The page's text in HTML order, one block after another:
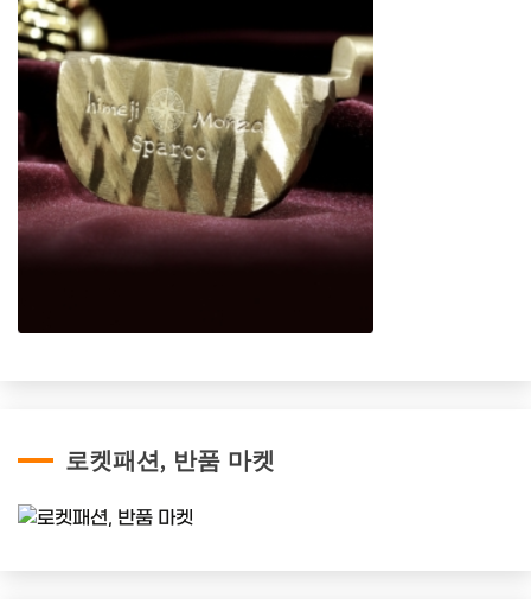
로켓패션, 반품 마켓